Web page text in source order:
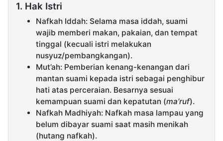
1. Hak Istri
Nafkah Iddah: Selama masa iddah, suami
wajib memberi makan, pakaian, dan tempat
tinggal (kecuali istri melakukan
nusyuz/pembangkangan).
Mut’ah: Pemberian kenang-kenangan dari
mantan suami kepada istri sebagai penghibur
hati atas perceraian. Besarnya sesuai
kemampuan suami dan kepatutan (ma’ruf).
Nafkah Madhiyah: Nafkah masa lampau yang
belum dibayar suami saat masih menikah
(hutang nafkah).